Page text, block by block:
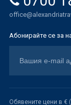
Абонирайте се за
Обявените цени в €